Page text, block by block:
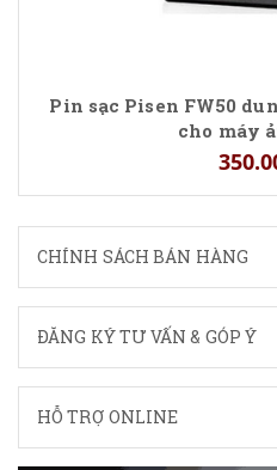
Pin sạc Pisen FW50
cho máy
CHÍNH SÁCH BÁN HÀNG
ĐĂNG KÝ TƯ VẤN & GÓP Ý
HỖ TRỢ ONLINE